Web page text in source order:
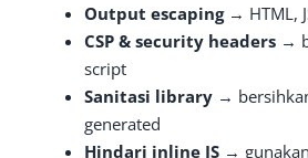
Output escaping→ HTML,
CSP & security headers →
script
Sanitasi library →
generated
Hindari inline JS →